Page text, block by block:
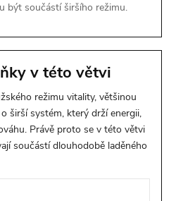
být součástí širšího režimu.
v této větvi
režimu vitality, většinou
širší systém, který drží energii,
Právě proto se v této větvi
součástí dlouhodobě laděného